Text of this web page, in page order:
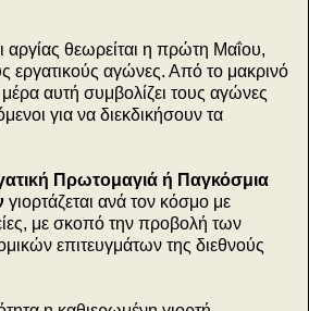
αργίας θεωρείται η πρώτη Μαΐου,
εργατικούς αγώνες. Από το μακρινό
αυτή συμβολίζει τους αγώνες
για να διεκδικήσουν τα
Πρωτομαγιά ή Παγκόσμια
γιορτάζεται ανά τον κόσμο με
με σκοπό την προβολή των
επιτευγμάτων της διεθνούς